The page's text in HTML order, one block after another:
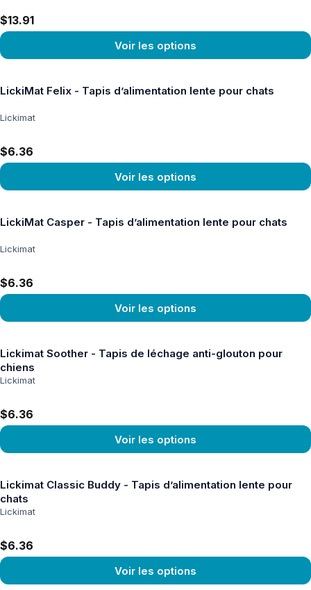
$13.91
Voir les options
LickiMat Felix - Tapis d’alimentation lente pour chats
Lickimat
$6.36
Voir les options
LickiMat Casper - Tapis d’alimentation lente pour chats
Lickimat
$6.36
Voir les options
Lickimat Soother - Tapis de léchage anti-glouton pour
chiens
Lickimat
$6.36
Voir les options
Lickimat Classic Buddy - Tapis d’alimentation lente pour
chats
Lickimat
$6.36
Voir les options